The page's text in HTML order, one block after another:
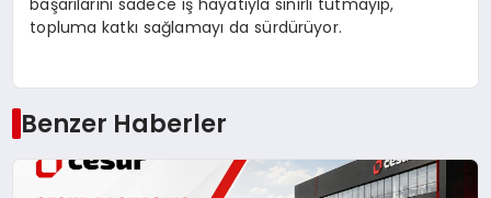
başarılarını sadece iş hayatıyla sınırlı tutmayıp,
topluma katkı sağlamayı da sürdürüyor.
Benzer Haberler